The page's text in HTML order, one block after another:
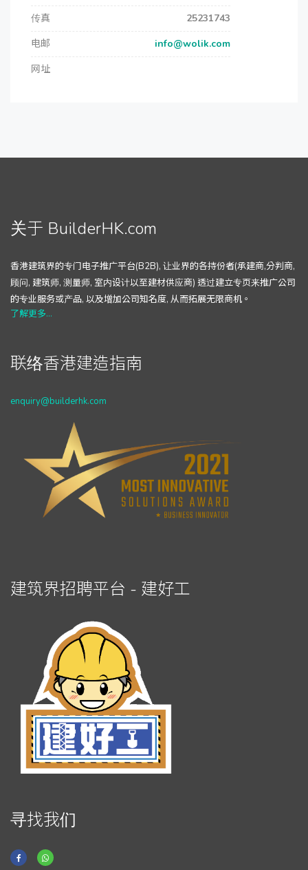
传真
25231743
电邮
info@wolik.com
网址
关于 BuilderHK.com
香港建筑界的专门电子推广平台(B2B), 让业界的各持份者(承建商,分判商,
顾问, 建筑师, 测量师, 室内设计以至建材供应商) 透过建立专页来推广公司
的专业服务或产品, 以及增加公司知名度, 从而拓展无限商机。
了解更多...
联络香港建造指南
enquiry@builderhk.com
建筑界招聘平台 - 建好工
寻找我们